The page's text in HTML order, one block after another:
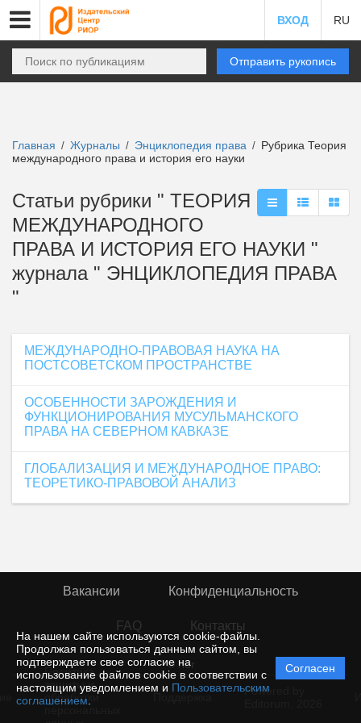
На нашем сайте используются cookie-файлы.
Продолжая пользоваться данным сайтом, вы
подтверждаете свое согласие на
использование файлов cookie в соответствии с
настоящим уведомлением и Пользовательским
соглашением
Согласен
ВХОД RU
Отправить рукопись
Главная / Журналы / Энциклопедия права / Рубрика Теория
международного права и история его науки
Статьи рубрики " ТЕОРИЯ
МЕЖДУНАРОДНОГО
ПРАВА И ИСТОРИЯ ЕГО НАУКИ "
журнала " ЭНЦИКЛОПЕДИЯ ПРАВА
"
МЕЖДУНАРОДНО-ПРАВОВАЯ НАУКА НА
ПОСТСОВЕТСКОМ ПРОСТРАНСТВЕ
ОСОБЕННОСТИ ЗАРОЖДЕНИЯ И
ФУНКЦИОНИРОВАНИЯ МУСУЛЬМАНСКОГО
ПРАВА НА СЕВЕРНОМ КАВКАЗЕ
ГЛОБАЛИЗАЦИЯ И МЕЖДУНАРОДНОЕ ПРАВО:
ТЕОРЕТИКО-ПРАВОВОЙ АНАЛИЗ
Вакансии Конфиденциальность
FAQ Контакты
© rior
Политика
защиты и
обработки
Powered by